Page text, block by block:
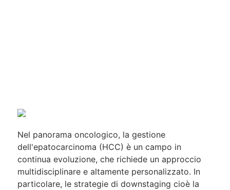
Nel panorama oncologico, la gestione
dell'epatocarcinoma (HCC) è un campo in
continua evoluzione, che richiede un approccio
multidisciplinare e altamente personalizzato. In
particolare, le strategie di downstaging cioè la